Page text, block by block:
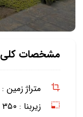
مشخصات کلی
متراژ زمین :
زیربنا : ۳۵۰ متر